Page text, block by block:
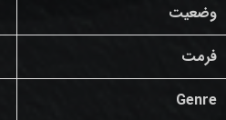
وضعیت
فرمت
Genre